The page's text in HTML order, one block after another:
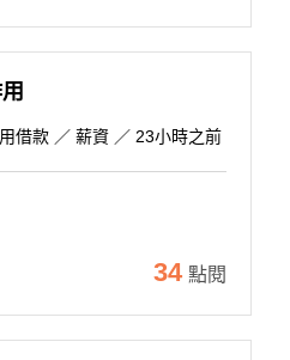
借款 ／ 薪資 ／ 23小時之前
34 點閱